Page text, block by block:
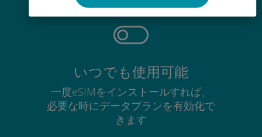
いつでも使用可能
一度eSIMをインストールすれば、
必要な時にデータプランを有効化で
きます